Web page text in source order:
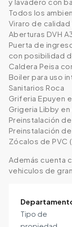
Todos los
Viraro de calidad
Aberturas DVH
Puerta de
con posibilidad
Caldera Peisa
Boiler para uso
Sanitarios Roca
Griferia Epuyen
Grigeria Libby
Preinstalación
Preinstalación
Zócalos de PVC
Además cuenta
vehiculos de
Tipo de